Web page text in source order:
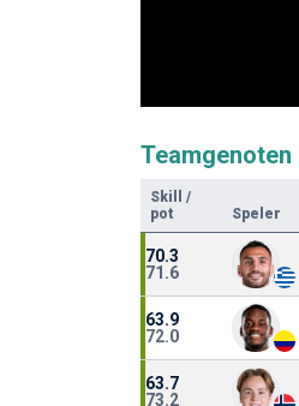
Teamgenoten
Skill
/
pot
Speler
70.3
71.6
63.9
72.0
63.7
73.2